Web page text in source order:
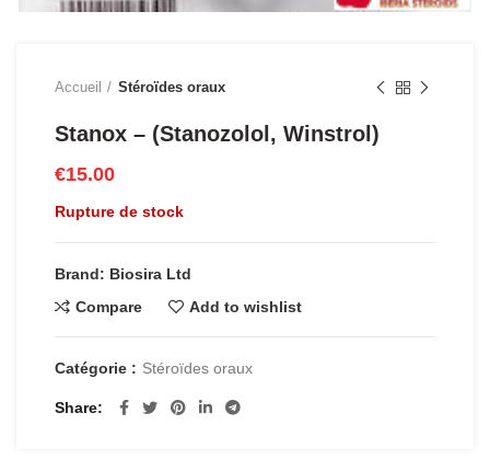
Accueil Stéroïdes oraux
Stanox – (Stanozolol, Winstrol)
€15.00
Rupture de stock
Brand: Biosira Ltd
Compare
Add to wishlist
Catégorie : Stéroïdes oraux
Share